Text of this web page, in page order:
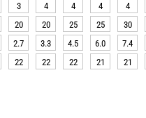
3 4 4 4 4
20 20 25 25 30
2.7 3.3 4.5 6.0 7.4
22 22 22 21 21